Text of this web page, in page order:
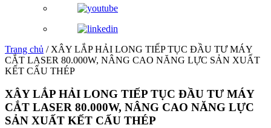
Trang chủ / XÂY LẮP HẢI LONG TIẾP TỤC ĐẦU TƯ MÁY
CẮT LASER 80.000W, NÂNG CAO NĂNG LỰC SẢN XUẤT
KẾT CẤU THÉP
XÂY LẮP HẢI LONG TIẾP TỤC ĐẦU TƯ MÁY
CẮT LASER 80.000W, NÂNG CAO NĂNG LỰC
SẢN XUẤT KẾT CẤU THÉP